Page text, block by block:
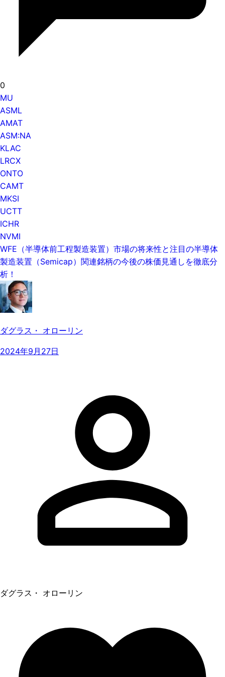
0
MU
ASML
AMAT
ASM:NA
KLAC
LRCX
ONTO
CAMT
MKSI
UCTT
ICHR
NVMI
WFE（半導体前工程製造装置）市場の将来性と注目の半導体
製造装置（Semicap）関連銘柄の今後の株価見通しを徹底分
析！
ダグラス・ オローリン
2024年9月27日
ダグラス・ オローリン